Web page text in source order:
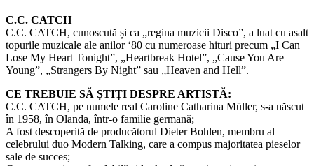
C.C. CATCH
C.C. CATCH, cunoscută și ca „regina muzicii Disco”, a luat cu asalt
topurile muzicale ale anilor ‘80 cu numeroase hituri precum „I Can
Lose My Heart Tonight”, „Heartbreak Hotel”, „Cause You Are
Young”, „Strangers By Night” sau „Heaven and Hell”.
CE TREBUIE SĂ ȘTIȚI DESPRE ARTISTĂ:
C.C. CATCH, pe numele real Caroline Catharina Müller, s-a născut
în 1958, în Olanda, într-o familie germană;
A fost descoperită de producătorul Dieter Bohlen, membru al
celebrului duo Modern Talking, care a compus majoritatea pieselor
sale de succes;